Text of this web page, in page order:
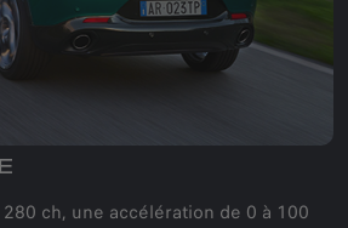
ch, une accélération de 0 à 100